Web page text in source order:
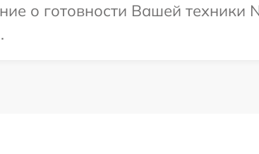
о готовности Вашей техники